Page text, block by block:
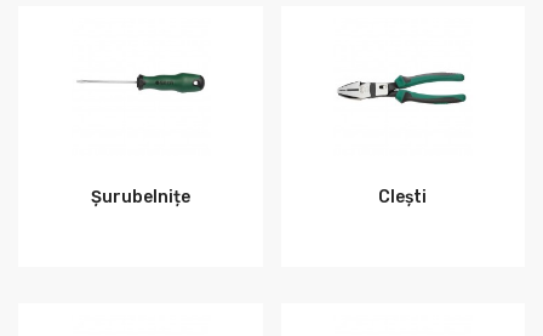
Șurubelnițe Clești